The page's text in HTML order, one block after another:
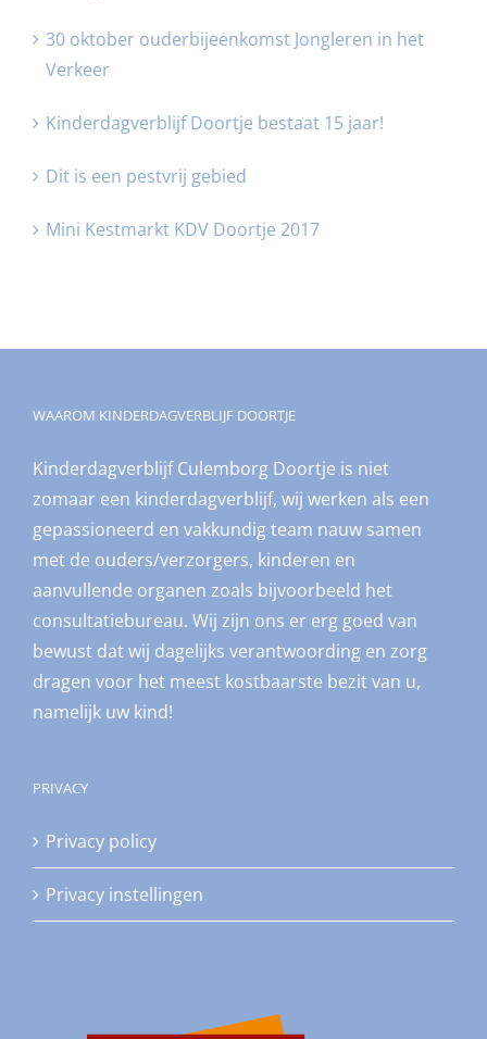
30 oktober ouderbijeenkomst Jongleren in het
Verkeer
Kinderdagverblijf Doortje bestaat 15 jaar!
Dit is een pestvrij gebied
Mini Kestmarkt KDV Doortje 2017
WAAROM KINDERDAGVERBLIJF DOORTJE
Kinderdagverblijf Culemborg Doortje is niet
zomaar een kinderdagverblijf, wij werken als een
gepassioneerd en vakkundig team nauw samen
met de ouders/verzorgers, kinderen en
aanvullende organen zoals bijvoorbeeld het
consultatiebureau. Wij zijn ons er erg goed van
bewust dat wij dagelijks verantwoording en zorg
dragen voor het meest kostbaarste bezit van u,
namelijk uw kind!
PRIVACY
Privacy policy
Privacy instellingen